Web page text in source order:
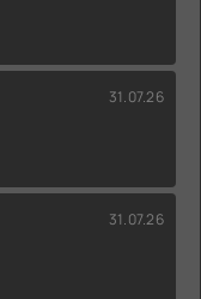
31.07.26
31.07.26